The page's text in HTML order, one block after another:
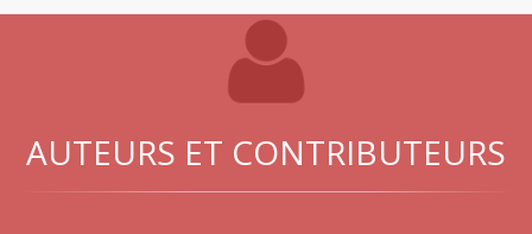
AUTEURS ET CONTRIBUTEURS